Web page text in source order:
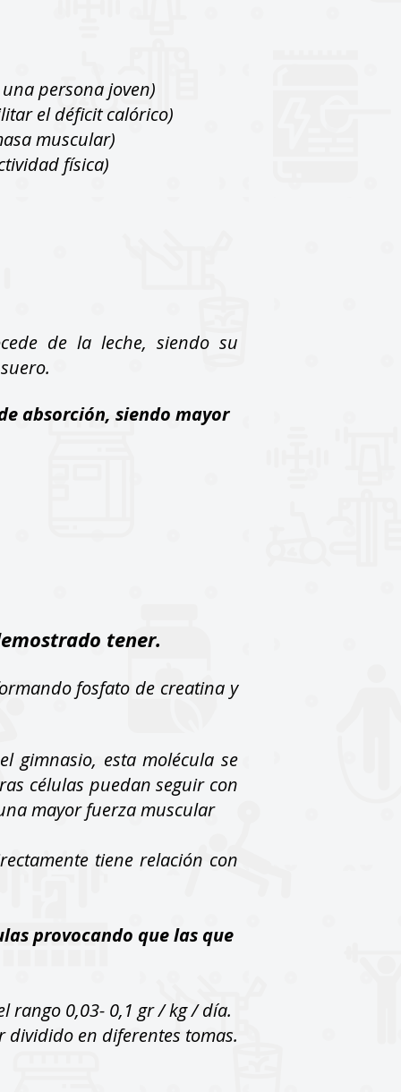
persona joven)
el déficit calórico)
muscular)
física)
de la leche, siendo su
absorción, siendo mayor
tener.
fosfato de creatina y
gimnasio, esta molécula se
células puedan seguir con
mayor fuerza muscular
tiene relación con
provocando que las que
rango 0,03- 0,1 gr / kg / día.
dividido en diferentes tomas.